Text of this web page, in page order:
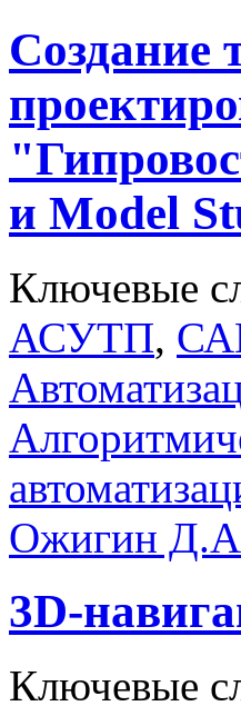
Создание
и Model
Ключевые
АСУТП,
Ожигин
3D-
Ключевые